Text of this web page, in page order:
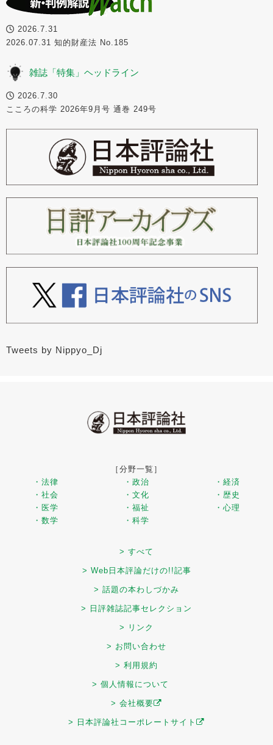
2026.7.31
2026.07.31 知的財産法 No.185
雑誌「特集」ヘッドライン
2026.7.30
こころの科学 2026年9月号 通巻 249号
Tweets by Nippyo_Dj
［分野一覧］
・法律
・政治
・経済
・社会
・文化
・歴史
・医学
・福祉
・心理
・数学
・科学
> すべて
> Web日本評論だけの!!記事
> 話題の本わしづかみ
> 日評雑誌記事セレクション
> リンク
> お問い合わせ
> 利用規約
> 個人情報について
> 会社概要
> 日本評論社コーポレートサイト